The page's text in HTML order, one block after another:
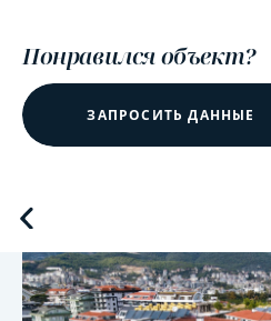
Понравился объект?
ЗАПРОСИТЬ ДАННЫЕ